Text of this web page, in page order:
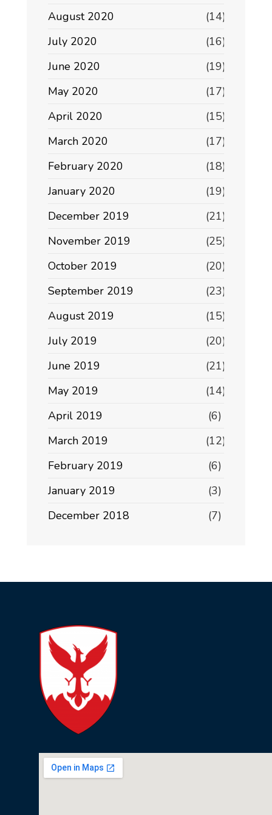
August 2020
(14)
July 2020
(16)
June 2020
(19)
May 2020
(17)
April 2020
(15)
March 2020
(17)
February 2020
(18)
January 2020
(19)
December 2019
(21)
November 2019
(25)
October 2019
(20)
September 2019
(23)
August 2019
(15)
July 2019
(20)
June 2019
(21)
May 2019
(14)
April 2019
(6)
March 2019
(12)
February 2019
(6)
January 2019
(3)
December 2018
(7)